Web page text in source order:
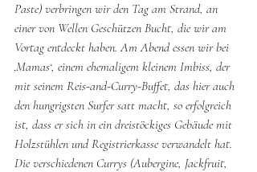
Paste) verbringen wir den Tag am Strand, an
einer von Wellen Geschützen Bucht, die wir am
Vortag entdeckt haben. Am Abend essen wir bei
‚Mamas‘, einem ehemaligem kleinem Imbiss, der
mit seinem Reis-and-Curry-Buffet, das hier auch
den hungrigsten Surfer satt macht, so erfolgreich
ist, dass er sich in ein dreistöckiges Gebäude mit
Holzstühlen und Registrierkasse verwandelt hat.
Die verschiedenen Currys (Aubergine, Jackfruit,